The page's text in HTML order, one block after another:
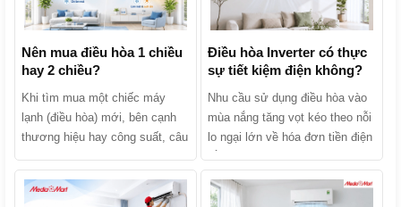
Nên mua điều hòa 1 chiều
hay 2 chiều?
Khi tìm mua một chiếc máy
lạnh (điều hòa) mới, bên cạnh
thương hiệu hay công suất, câu
điều hòa 1 chiều hay 2 chiều?
Điều hòa Inverter có thực
sự tiết kiệm điện không?
Nhu cầu sử dụng điều hòa vào
mùa nắng tăng vọt kéo theo nỗi
lo ngại lớn về hóa đơn tiền điện
nghe các lời quảng cáo: “Điều